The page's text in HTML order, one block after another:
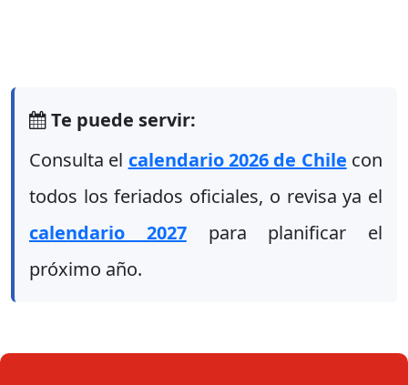
Te puede servir:
Consulta el calendario 2026 de Chile con
todos los feriados oficiales, o revisa ya el
calendario 2027para planificar el
próximo año.